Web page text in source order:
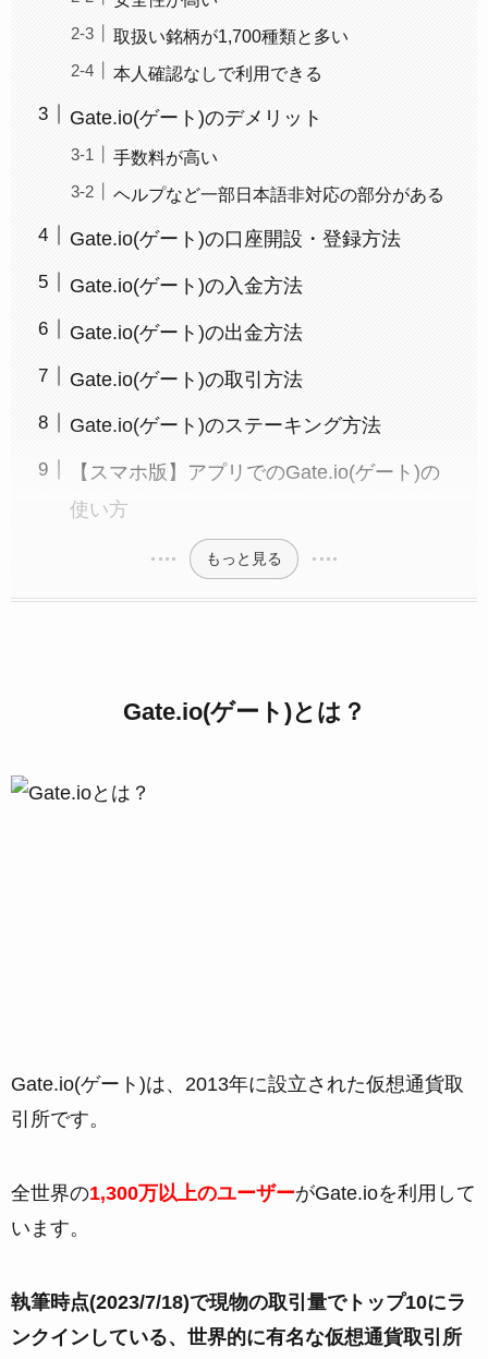
取扱い銘柄が1,700種類と多い
本人確認なしで利用できる
Gate.io(ゲート)のデメリット
手数料が高い
ヘルプなど一部日本語非対応の部分がある
Gate.io(ゲート)の口座開設・登録方法
Gate.io(ゲート)の入金方法
Gate.io(ゲート)の出金方法
Gate.io(ゲート)の取引方法
Gate.io(ゲート)のステーキング方法
【スマホ版】アプリでのGate.io(ゲート)の
使い方
もっと見る
Gate.io(ゲート)とは？
Gate.io(ゲート)は、2013年に設立された仮想通貨取
引所です。
全世界の1,300万以上のユーザーがGate.ioを利用して
います。
執筆時点(2023/7/18)で現物の取引量でトップ10にラ
ンクインしている、世界的に有名な仮想通貨取引所